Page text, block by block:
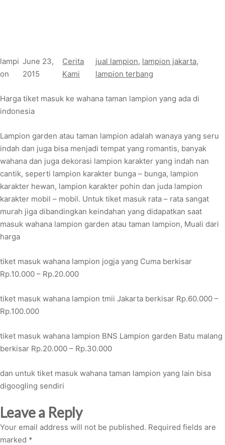
lampi
on
June 23,
2015
Cerita
Kami
jual lampion, lampion jakarta
lampion terbang
Harga tiket masuk ke wahana taman lampion yang ada di
indonesia
Lampion garden atau taman lampion adalah wanaya yang seru
indah dan juga bisa menjadi tempat yang romantis, banyak
wahana dan juga dekorasi lampion karakter yang indah nan
cantik, seperti lampion karakter bunga – bunga, lampion
karakter hewan, lampion karakter pohin dan juda lampion
karakter mobil – mobil. Untuk tiket masuk rata – rata sangat
murah jiga dibandingkan keindahan yang didapatkan saat
masuk wahana lampion garden atau taman lampion, Muali dari
harga
tiket masuk wahana lampion jogja yang Cuma berkisar
Rp.10.000 – Rp.20.000
tiket masuk wahana lampion tmii Jakarta berkisar Rp.60.000 –
Rp.100.000
tiket masuk wahana lampion BNS Lampion garden Batu malang
berkisar Rp.20.000 – Rp.30.000
dan untuk tiket masuk wahana taman lampion yang lain bisa
digoogling sendiri
Leave a Reply
Your email address will not be published. Required fields are
marked *